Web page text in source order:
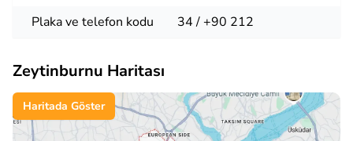
Plaka ve telefon kodu
34 / +90 212
Zeytinburnu Haritası
Haritada Göster